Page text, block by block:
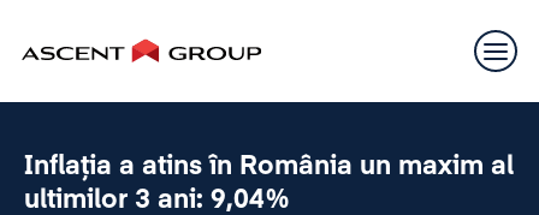
Inflaţia a atins în România un maxim al
ultimilor 3 ani: 9,04%